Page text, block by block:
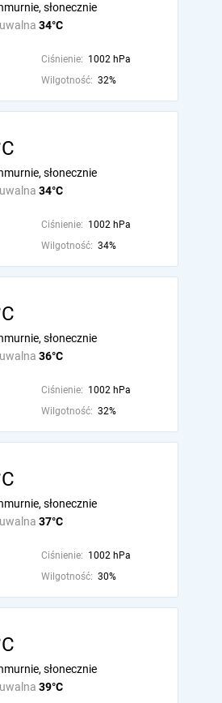
34°C
słonecznie
Ciśnienie: 1002 hPa
Wilgotność: 32%
34°C
słonecznie
Ciśnienie: 1002 hPa
Wilgotność: 34%
36°C
słonecznie
Ciśnienie: 1002 hPa
Wilgotność: 32%
37°C
słonecznie
Ciśnienie: 1002 hPa
Wilgotność: 30%
39°C
słonecznie